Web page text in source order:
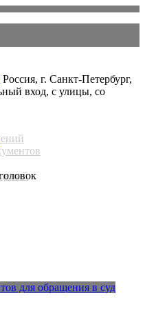
для обращения в суд
Россия, г. Санкт-Петербург,
вход, с улицы, со